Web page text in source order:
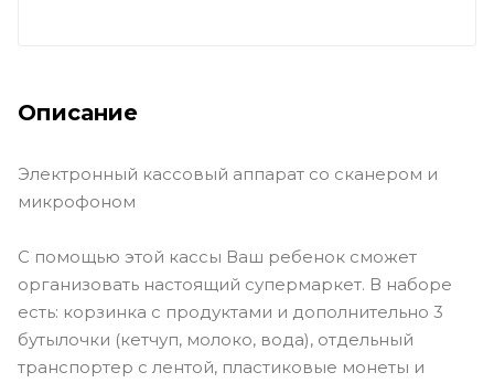
Описание
Электронный кассовый аппарат со сканером и
микрофоном
С помощью этой кассы Ваш ребенок сможет
организовать настоящий супермаркет. В наборе
есть: корзинка с продуктами и дополнительно 3
бутылочки (кетчуп, молоко, вода), отдельный
транспортер с лентой, пластиковые монеты и